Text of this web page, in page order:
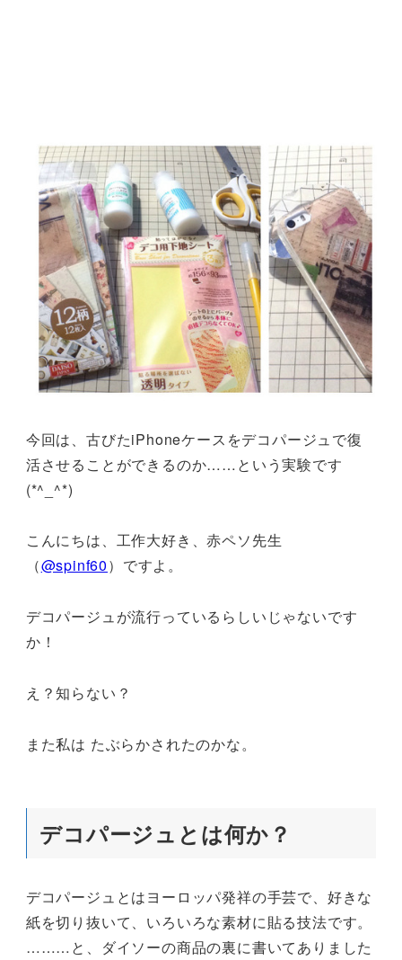
今回は、古びたiPhoneケースをデコパージュで復
活させることができるのか……という実験です
(*^_^*)
こんにちは、工作大好き、赤ペソ先生
（@spinf60）ですよ。
デコパージュが流行っているらしいじゃないです
か！
え？知らない？
また私は たぶらかされたのかな。
デコパージュとは何か？
デコパージュとはヨーロッパ発祥の手芸で、好きな
紙を切り抜いて、いろいろな素材に貼る技法です。
………と、ダイソーの商品の裏に書いてありました